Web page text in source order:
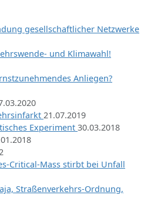
gesellschaftlicher Netzwerke
und Klimawahl!
Anliegen?
21.07.2019
Experiment 30.03.2018
Critical-Mass stirbt bei Unfall
Straßenverkehrs-Ordnung,